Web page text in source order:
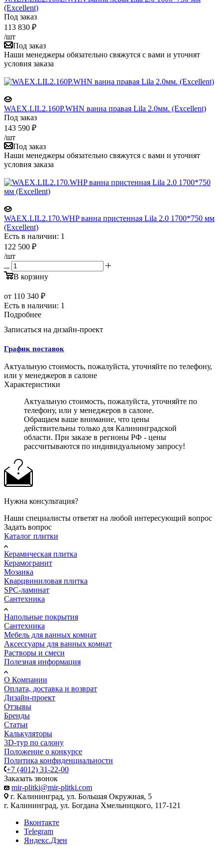
(Excellent)
Под заказ
113 830 ₽
/шт
Под заказ
Наши менеджеры обязательно свяжутся с вами и уточнят
условия заказа
WAEX.LIL2.160P.WHN ванна правая Lila 2.0мм. (Excellent)
Под заказ
143 590 ₽
/шт
Под заказ
Наши менеджеры обязательно свяжутся с вами и уточнят
условия заказа
WAEX.LIL2.170.WHP ванна пристенная Lila 2.0 1700*750 мм
(Excellent)
Есть в наличии: 1
122 500 ₽
/шт
В корзину
от 110 340 ₽
Есть в наличии: 1
Подробнее
Записаться на дизайн-проект
График поставок
Актуальную стоимость, пожалуйста, уточняйте по телефону,
или у менеджеров в салоне
Характеристики
Актуальную стоимость, пожалуйста, уточняйте по
телефону, или у менеджеров в салоне.
Обращаем ваше внимание, что цены
действительны только для Калининградской
области. При заказе в регионы РФ - цены
рассчитываются по индивидуальному запросу!
Нужна консультация?
Наши специалисты ответят на любой интересующий вопрос
Задать вопрос
Каталог плитки
Керамическая плитка
Керамогранит
Мозаика
Кварцвиниловая плитка
SPC-ламинат
Сантехника
Напольные покрытия
Сантехника
Мебель для ванных комнат
Аксессуары для ванных комнат
Растворы и смеси
Полезная информация
О Компании
Оплата, доставка и возврат
Дизайн-проект
Отзывы
Бренды
Статьи
Калькуляторы
3D-тур по салону
Положение о конкурсе
Политика конфиденциальности
+7 (4012) 31-22-00
Заказать звонок
mir-plitki@mir-plitki.com
г. Калининград, ул. Большая Окружная, 5
г. Калининград, ул. Богдана Хмельницкого, 117-121
Вконтакте
Telegram
Яндекс.Дзен